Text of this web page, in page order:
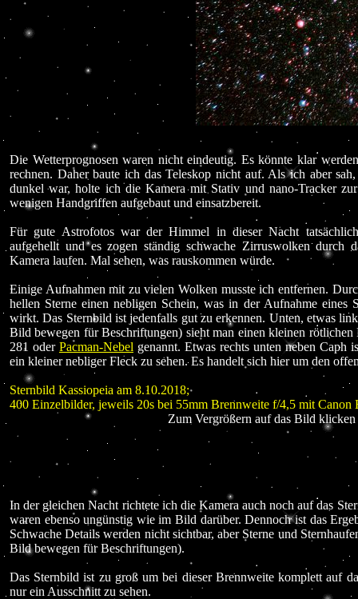
Die Wetterprognosen waren nicht eindeutig. Es könnte klar
rechnen. Daher baute ich das Teleskop nicht auf. Als ich aber
dunkel war, holte ich die Kamera mit Stativ und nano-Tracker
wenigen Handgriffen aufgebaut und einsatzbereit.
Für gute Astrofotos war der Himmel in dieser Nacht
aufgehellt und es zogen ständig schwache Zirruswolken durch
Kamera laufen. Mal sehen, was rauskommen würde.
Einige Aufnahmen mit zu vielen Wolken musste ich entfernen.
hellen Sterne einen nebligen Schein, was in der Aufnahme eines
wirkt. Das Sternbild ist jedenfalls gut zu erkennen. Unten, etwas
Bild bewegen für Beschriftungen) sieht man einen kleinen
281 oder Pacman-Nebel genannt. Etwas rechts unten neben Caph
ein kleiner nebliger Fleck zu sehen. Es handelt sich hier um den
Sternbild Kassiopeia am 8.10.2018;
400 Einzelbilder, jeweils 20s bei 55mm Brennweite f/4,5 mit
Zum Vergrößern auf das Bild
In der gleichen Nacht richtete ich die Kamera auch noch auf das
waren ebenso ungünstig wie im Bild darüber. Dennoch ist das
Schwache Details werden nicht sichtbar, aber Sterne und
Bild bewegen für Beschriftungen).
Das Sternbild ist zu groß um bei dieser Brennweite komplett auf
nur ein Ausschnitt zu sehen.